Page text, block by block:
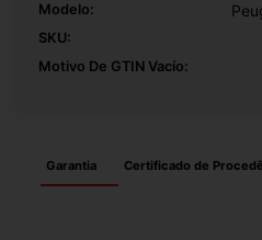
Modelo:
SKU:
Motivo De GTIN Vacío:
Garantia Certificado de